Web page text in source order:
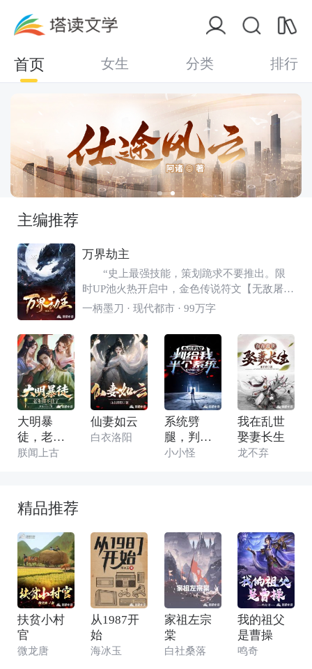
首页 女生 分类 排行
主编推荐
万界劫主
“史上最强技能，策划跪求不要推出。限
时UP池火热开启中，金色传说符文【无敌屠
龙】，惊天大爆率，0.00000037%！首冲6元
中。”
一柄墨刀 · 现代都市 · 99万字
大明暴
徒，老朱
绷不住了
朕闻上古
仙妻如云
白衣洛阳
系统劈
腿，判给
我半个系
小小怪
我在乱世
娶妻长生
龙不弃
精品推荐
扶贫小村
官
微龙唐
从1987开
始
海冰玉
家祖左宗
棠
白社桑落
我的祖父
是曹操
鸣奇